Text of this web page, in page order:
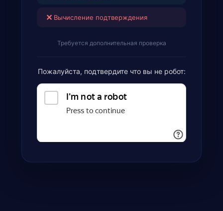
✕ Вычисление подтверждения
Требуется дополнительная проверка
Пожалуйста, подтвердите что вы не робот: